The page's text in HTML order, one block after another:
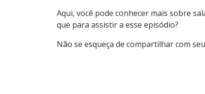
Aqui, você pode conhecer mais sobre
que para assistir a esse episódio?
Não se esqueça de compartilhar com